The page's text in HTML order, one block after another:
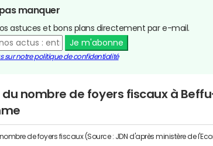
manquer
astuces et bons plans directement par e-mail.
Je m'abonne
sur notre politique de confidentialité
du nombre de foyers fiscaux à
de foyers fiscaux (Source : JDN d'après ministère de